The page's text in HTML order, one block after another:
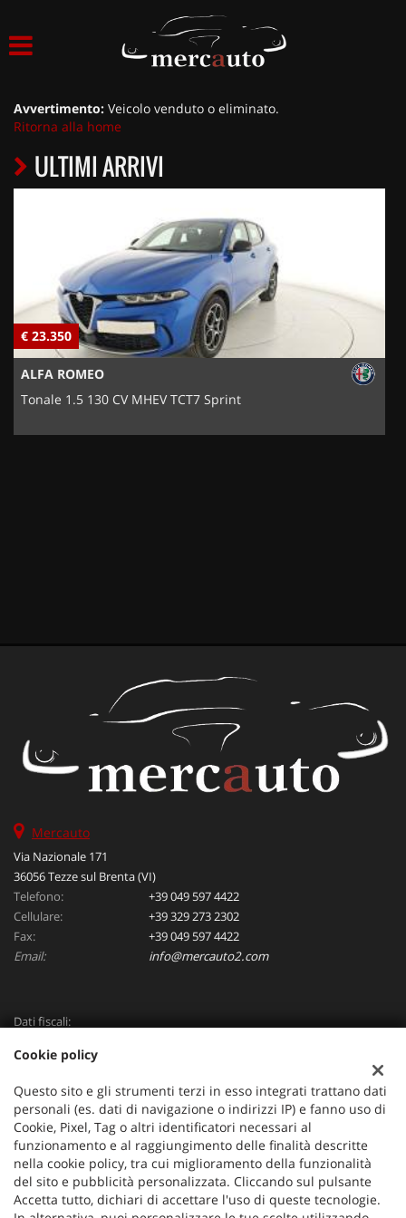
ACQUISTIAMO USATO
ASSISTENZA
NOLEGGIO LUNGO TERMINE
NOLEGGIO BREVE TERMINE
CONTATTI
Avvertimento: Veicolo venduto o eliminato.
Ritorna alla home
ULTIMI ARRIVI
€ 23.350
ALFA ROMEO
Tonale 1.5 130 CV MHEV TCT7 Sprint
Mercauto
Via Nazionale 171
36056 Tezze sul Brenta (VI)
Telefono:
+39 049 597 4422
Cellulare:
+39 329 273 2302
Fax:
+39 049 597 4422
Email:
info@mercauto2.com
Dati fiscali:
Via Nazionale, 171 PD - 36056 Tezze sul Brenta
Registro delle imprese:PD
Cookie policy
Questo sito e gli strumenti terzi in esso integrati trattano dati
personali (es. dati di navigazione o indirizzi IP) e fanno uso di
Cookie, Pixel, Tag o altri identificatori necessari al
funzionamento e al raggiungimento delle finalità descritte
nella cookie policy, tra cui miglioramento della funzionalità
del sito e pubblicità personalizzata. Cliccando sul pulsante
Accetta tutto, dichiari di accettare l'uso di queste tecnologie.